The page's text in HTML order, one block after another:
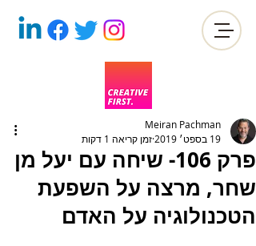
פרק 106- שיחה עם יעל מן
שחר, מרצה על השפעת
הטכנולוגיה על האדם
Meiran Pachman
19 בספט׳ 2019
זמן קריאה 1 דקות